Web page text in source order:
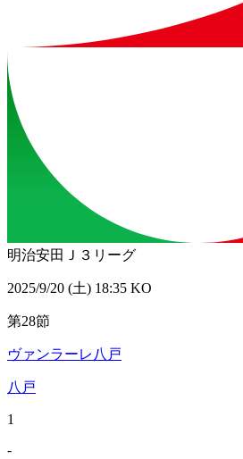
明治安田Ｊ３リーグ
2025/9/20 (土) 18:35 KO
第28節
ヴァンラーレ八戸
八戸
1
-